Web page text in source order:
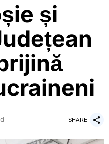
și
SHARE